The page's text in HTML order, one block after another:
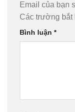
Email của bạn
Các trường bắt
Bình luận *